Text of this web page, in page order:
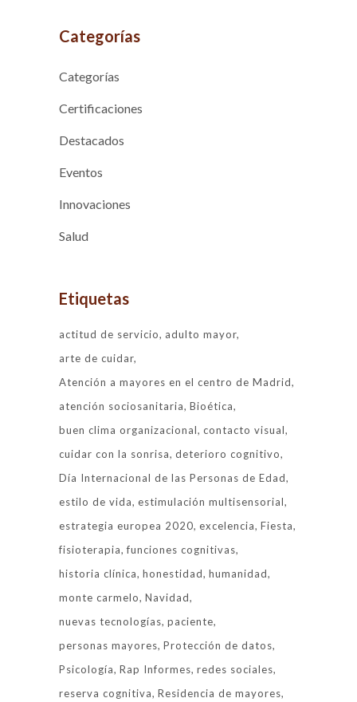
Categorías
Categorías
Certificaciones
Destacados
Eventos
Innovaciones
Salud
Etiquetas
actitud de servicio
adulto mayor
arte de cuidar
Atención a mayores en el centro de Madrid
atención sociosanitaria Bioética
buen clima organizacional contacto visual
cuidar con la sonrisa deterioro cognitivo
Día Internacional de las Personas de Edad
estilo de vida estimulación multisensorial
estrategia europea 2020 excelencia Fiesta
fisioterapia funciones cognitivas
historia clínica honestidad humanidad
monte carmelo Navidad
nuevas tecnologías paciente
personas mayores Protección de datos
Psicología Rap Informes redes sociales
reserva cognitiva Residencia de mayores